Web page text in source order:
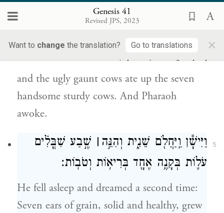
Genesis 41
Revised JPS, 2023
Want to change the translation? Go to translations ×
וַתֹּאכַ֣לְנָה הַפָּר֗וֹת רָע֤וֹת הַמַּרְאֶה֙ וְדַקֹּ֣ת
and the ugly gaunt cows ate up the seven
handsome sturdy cows. And Pharaoh
awoke.
5 וַיִּישָׁ֕ן וַֽיַּחֲלֹ֖ם שֵׁנִ֑ית וְהִנֵּ֣ה ׀ שֶׁ֣בַע שִׁבֳּלִ֗ים
עֹל֛וֹת בְּקָנֶ֥ה אֶחָ֖ד בְּרִיא֥וֹת וְטֹבֽוֹת׃
He fell asleep and dreamed a second time:
Seven ears of grain, solid and healthy, grew